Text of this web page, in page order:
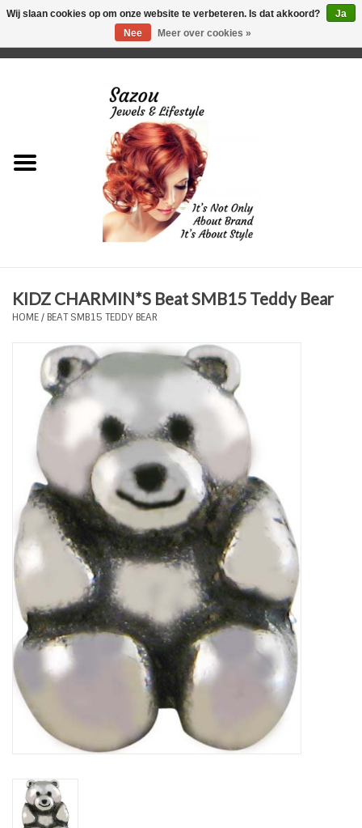
Just for Him
Plus Size Sieraden
Enkelbandjes
Tassen en meer
Haaraccesoires
Zonnebrillen
Fashion
ON THE BEACH
Charmin*s
Ohlala Jewels
LIFESTYLE PRODUCTEN
SALE
KIDZ CHARMIN*S Beat SMB15 Teddy Bear
HOME/ BEAT SMB15 TEDDY BEAR
Wij slaan cookies op om onze website te verbeteren. Is dat akkoord?
Ja
Nee
Meer over cookies »